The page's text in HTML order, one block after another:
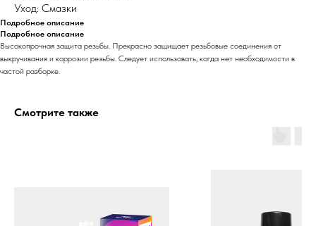
Уход: Смазки
Подробное описание
Подробное описание
Высокопрочная защита резьбы. Прекрасно защищает резьбовые соединения от
выкручивания и коррозии резьбы. Следует использовать, когда нет необходимости в
частой разборке.
Смотрите также